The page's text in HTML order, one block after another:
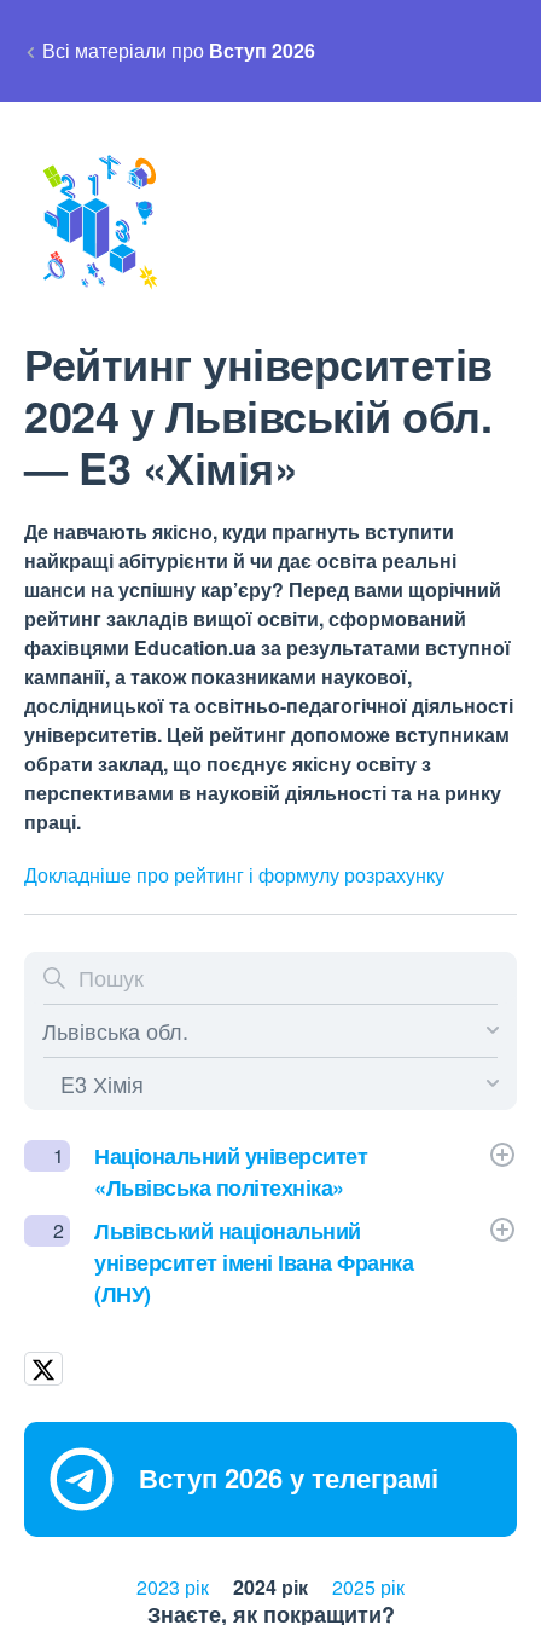
Всі матеріали про Вступ 2026
Рейтинг університетів
2024 у Львівській обл.
— E3 «Хімія»
Де навчають якісно, куди прагнуть вступити
найкращі абітурієнти й чи дає освіта реальні
шанси на успішну кар’єру? Перед вами щорічний
рейтинг закладів вищої освіти, сформований
фахівцями Education.ua за результатами вступної
кампанії, а також показниками наукової,
дослідницької та освітньо-педагогічної діяльності
університетів. Цей рейтинг допоможе вступникам
обрати заклад, що поєднує якісну освіту з
перспективами в науковій діяльності та на ринку
праці.
Докладніше про рейтинг і формулу розрахунку
1
Національний університет
«Львівська політехніка»
2
Львівський національний
університет імені Івана Франка
(ЛНУ)
Вступ 2026 у телеграмі
2023 рік 2024 рік 2025 рік
Знаєте, як покращити?